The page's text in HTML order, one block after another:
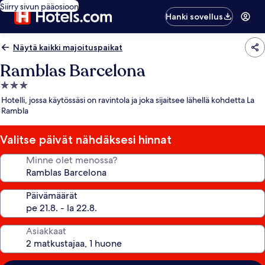
Siirry sivun pääosioon
Hanki sovellus
Näytä kaikki majoituspaikat
Ramblas Barcelona
3.0
tähden
majoituspaikka
Hotelli, jossa käytössäsi on ravintola ja joka sijaitsee lähellä kohdetta La
Rambla
Valitse päivät nähdäksesi hinnat
Minne olet menossa?
Päivämäärät
Asiakkaat